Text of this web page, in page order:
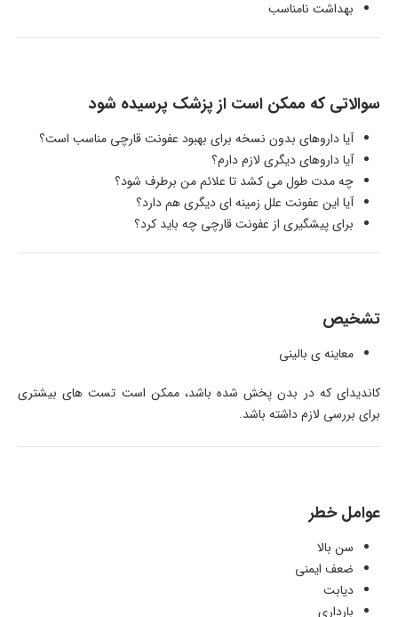
بهداشت نامناسب
سوالاتی که ممکن است از پزشک پرسیده شود
آیا داروهای بدون نسخه برای بهبود عفونت قارچی مناسب است؟
آیا داروهای دیگری لازم دارم؟
چه مدت طول می کشد تا علائم من برطرف شود؟
آیا این عفونت علل زمینه ای دیگری هم دارد؟
برای پیشگیری از عفونت قارچی چه باید کرد؟
تشخیص
معاینه ی بالینی
کاندیدای که در بدن پخش شده باشد، ممکن است تست های بیشتری
برای بررسی لازم داشته باشد.
عوامل خطر
سن بالا
ضعف ایمنی
دیابت
بارداری